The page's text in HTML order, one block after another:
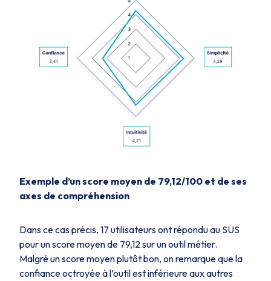
Exemple d’un score moyen de 79,12/100 et de ses
axes de compréhension
Dans ce cas précis, 17 utilisateurs ont répondu au SUS
pour un score moyen de 79,12 sur un outil métier.
Malgré un score moyen plutôt bon, on remarque que la
confiance octroyée à l’outil est inférieure aux autres